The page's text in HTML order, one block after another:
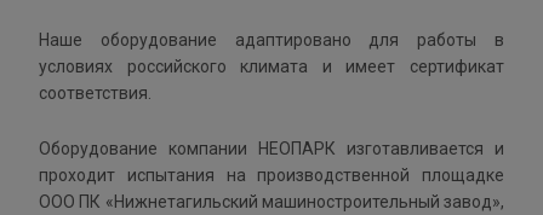
Наше оборудование адаптировано для работы в
условиях российского климата и имеет сертификат
соответствия.
Оборудование компании НЕОПАРК изготавливается и
проходит испытания на производственной площадке
ООО ПК «Нижнетагильский машиностроительный завод»,